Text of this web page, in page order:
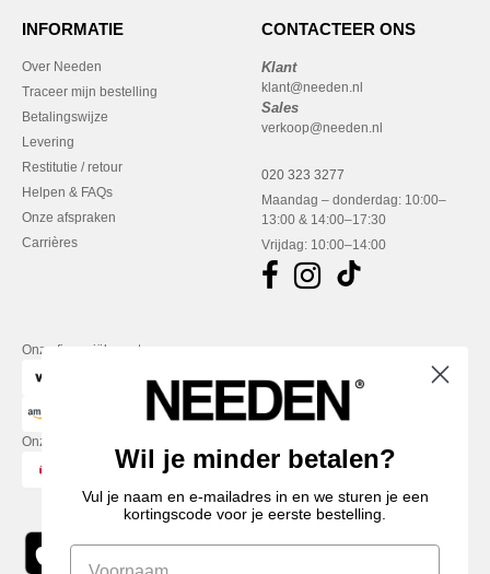
INFORMATIE
Over Needen
Traceer mijn bestelling
Betalingswijze
Levering
Restitutie / retour
Helpen & FAQs
Onze afspraken
Carrières
CONTACTEER ONS
Klant
klant@needen.nl
Sales
verkoop@needen.nl
020 323 3277
Maandag – donderdag: 10:00–
13:00 & 14:00–17:30
Vrijdag: 10:00–14:00
Onze financiële partners
Onze transporteurs
Wil je minder betalen?
Vul je naam en e-mailadres in en we sturen je een
kortingscode voor je eerste bestelling.